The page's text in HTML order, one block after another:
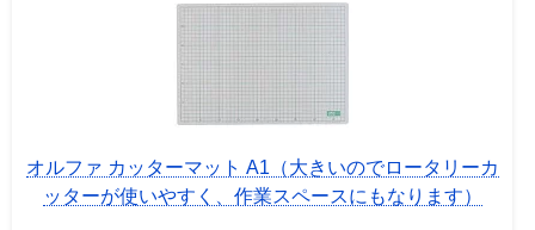
オルファ カッターマット A1（大きいのでロータリーカ
ッターが使いやすく、作業スペースにもなります）